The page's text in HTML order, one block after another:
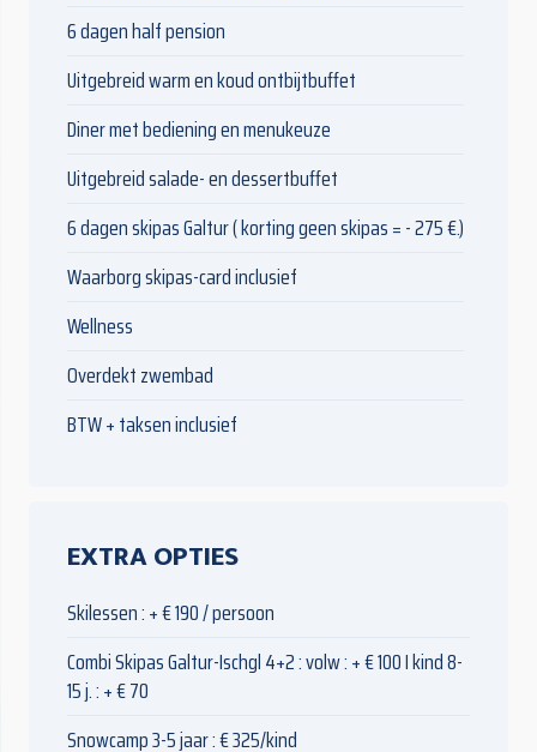
6 dagen half pension
Uitgebreid warm en koud ontbijtbuffet
Diner met bediening en menukeuze
Uitgebreid salade- en dessertbuffet
6 dagen skipas Galtur ( korting geen skipas = - 275 €.)
Waarborg skipas-card inclusief
Wellness
Overdekt zwembad
BTW + taksen inclusief
EXTRA OPTIES
Skilessen : + € 190 / persoon
Combi Skipas Galtur-Ischgl 4+2 : volw : + € 100 I kind 8-
15 j. : + € 70
Snowcamp 3-5 jaar : € 325/kind